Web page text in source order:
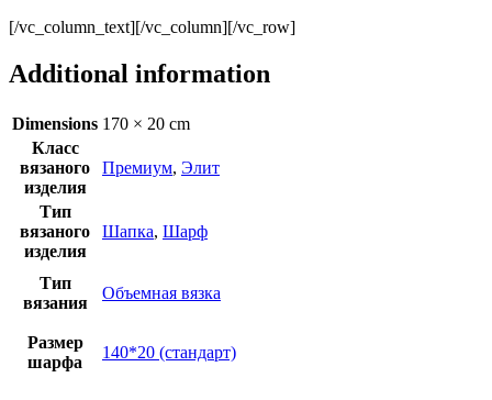
[/vc_column_text][/vc_column][/vc_row]
Additional information
Dimensions 170 × 20 cm
Класс
вязаного
изделия
Премиум, Элит
Тип
вязаного
изделия
Шапка, Шарф
Тип
вязания
Объемная вязка
Размер
шарфа
140*20 (стандарт)